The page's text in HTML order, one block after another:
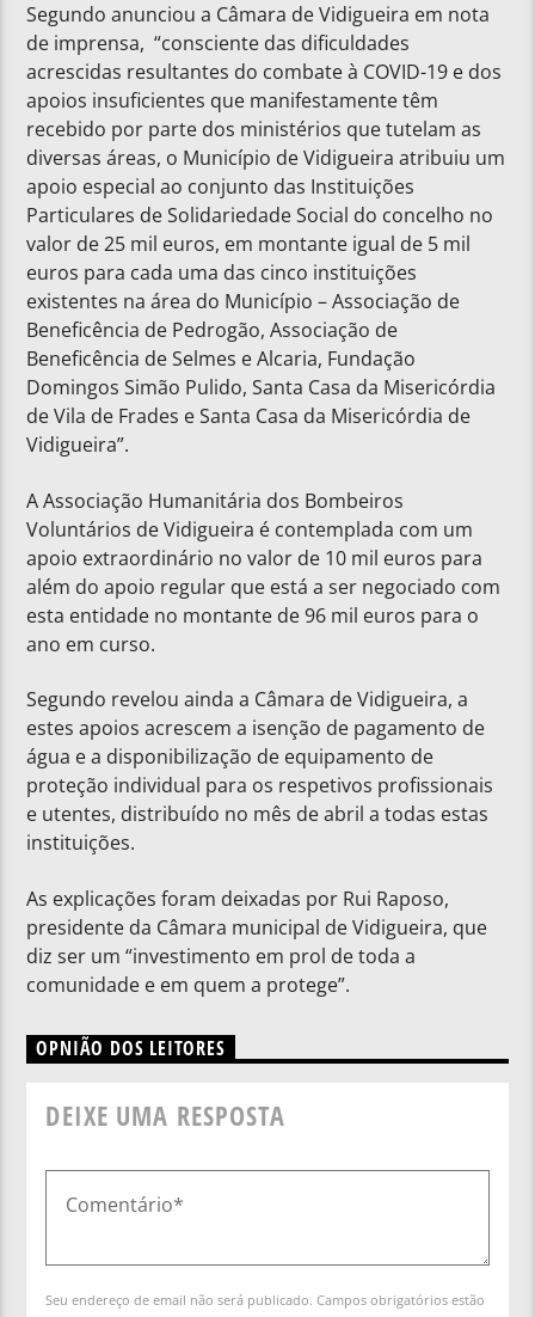
Segundo anunciou a Câmara de Vidigueira em nota
de imprensa, “consciente das dificuldades
acrescidas resultantes do combate à COVID-19 e dos
apoios insuficientes que manifestamente têm
recebido por parte dos ministérios que tutelam as
diversas áreas, o Município de Vidigueira atribuiu um
apoio especial ao conjunto das Instituições
Particulares de Solidariedade Social do concelho no
valor de 25 mil euros, em montante igual de 5 mil
euros para cada uma das cinco instituições
existentes na área do Município – Associação de
Beneficência de Pedrogão, Associação de
Beneficência de Selmes e Alcaria, Fundação
Domingos Simão Pulido, Santa Casa da Misericórdia
de Vila de Frades e Santa Casa da Misericórdia de
Vidigueira”.
A Associação Humanitária dos Bombeiros
Voluntários de Vidigueira é contemplada com um
apoio extraordinário no valor de 10 mil euros para
além do apoio regular que está a ser negociado com
esta entidade no montante de 96 mil euros para o
ano em curso.
Segundo revelou ainda a Câmara de Vidigueira, a
estes apoios acrescem a isenção de pagamento de
água e a disponibilização de equipamento de
proteção individual para os respetivos profissionais
e utentes, distribuído no mês de abril a todas estas
instituições.
As explicações foram deixadas por Rui Raposo,
presidente da Câmara municipal de Vidigueira, que
diz ser um “investimento em prol de toda a
comunidade e em quem a protege”.
OPNIÃO DOS LEITORES
DEIXE UMA RESPOSTA
Seu endereço de email não será publicado. Campos obrigatórios estão